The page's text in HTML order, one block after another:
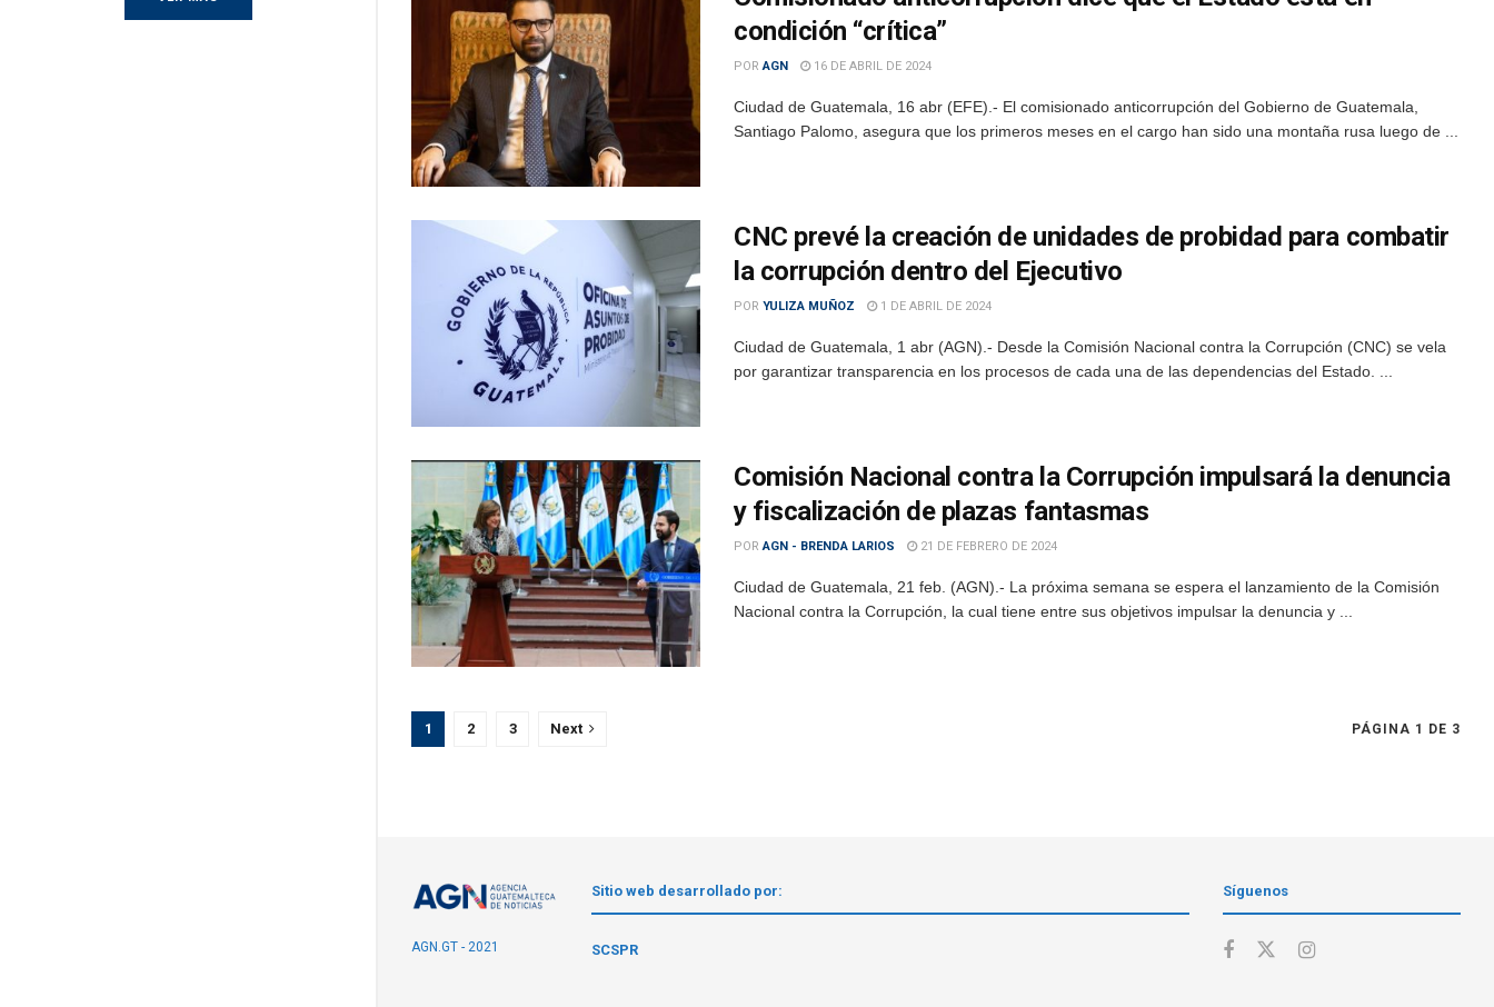
condición “crítica”
POR AGN 16 DE ABRIL DE 2024
Ciudad de Guatemala, 16 abr (EFE).- El comisionado anticorrupción del Gobierno de Guatemala,
Santiago Palomo, asegura que los primeros meses en el cargo han sido una montaña rusa luego de ...
CNC prevé la creación de unidades de probidad para combatir
la corrupción dentro del Ejecutivo
POR YULIZA MUÑOZ 1 DE ABRIL DE 2024
Ciudad de Guatemala, 1 abr (AGN).- Desde la Comisión Nacional contra la Corrupción (CNC) se vela
por garantizar transparencia en los procesos de cada una de las dependencias del Estado. ...
Comisión Nacional contra la Corrupción impulsará la denuncia
y fiscalización de plazas fantasmas
POR AGN - BRENDA LARIOS 21 DE FEBRERO DE 2024
Ciudad de Guatemala, 21 feb. (AGN).- La próxima semana se espera el lanzamiento de la Comisión
Nacional contra la Corrupción, la cual tiene entre sus objetivos impulsar la denuncia y ...
PÁGINA 1 DE 3
1 2 3 Next
AGN.GT - 2021
Sitio web desarrollado por:
SCSPR
Síguenos